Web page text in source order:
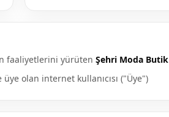
faaliyetlerini yürüten Şehri Moda Butik
olan internet kullanıcısı ("Üye")